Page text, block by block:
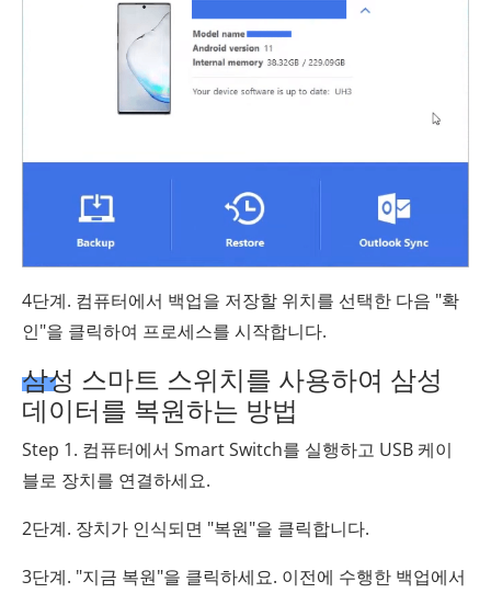
4단계. 컴퓨터에서 백업을 저장할 위치를 선택한 다음 "확
인"을 클릭하여 프로세스를 시작합니다.
삼성 스마트 스위치를 사용하여 삼성
데이터를 복원하는 방법
Step 1. 컴퓨터에서 Smart Switch를 실행하고 USB 케이
블로 장치를 연결하세요.
2단계. 장치가 인식되면 "복원"을 클릭합니다.
3단계. "지금 복원"을 클릭하세요. 이전에 수행한 백업에서